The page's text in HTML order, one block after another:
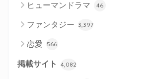
ヒューマンドラマ 46
ファンタジー 3,397
恋愛 566
掲載サイト 4,082